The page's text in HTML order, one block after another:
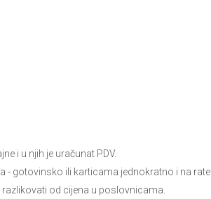
i u njih je uračunat PDV.
- gotovinsko ili karticama jednokratno i na rate.
od cijena u poslovnicama.